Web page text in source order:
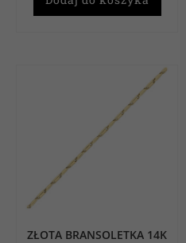
ZŁOTA BRANSOLETKA 14K